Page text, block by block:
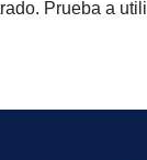
Prueba a